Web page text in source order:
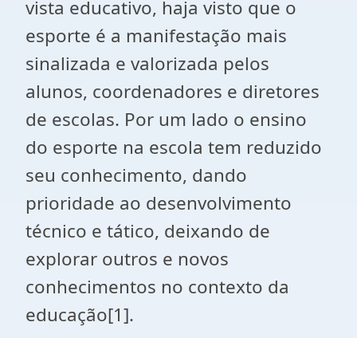
vista educativo, haja visto que o
esporte é a manifestação mais
sinalizada e valorizada pelos
alunos, coordenadores e diretores
de escolas. Por um lado o ensino
do esporte na escola tem reduzido
seu conhecimento, dando
prioridade ao desenvolvimento
técnico e tático, deixando de
explorar outros e novos
conhecimentos no contexto da
educação[1].